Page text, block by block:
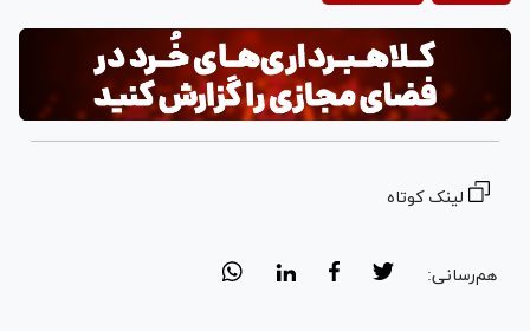
Video
لینک کوتاه
هم‌رسانی: